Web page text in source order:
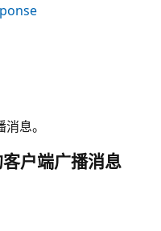
息。
户端广播消息